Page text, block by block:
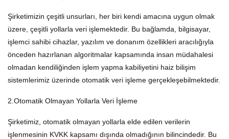
Şirketimizin çeşitli unsurları, her biri kendi amacına uygun olmak
üzere, çeşitli yollarla veri işlemektedir. Bu bağlamda, bilgisayar,
işlemci sahibi cihazlar, yazılım ve donanım özellikleri aracılığıyla
önceden hazırlanan algoritmalar kapsamında insan müdahalesi
olmadan kendiliğinden işlem yapma kabiliyetini haiz bilişim
sistemlerimiz üzerinde otomatik veri işleme gerçekleşebilmektedir.
2.Otomatik Olmayan Yollarla Veri İşleme
Şirketimiz, otomatik olmayan yollarla elde edilen verilerin
işlenmesinin KVKK kapsamı dışında olmadığının bilincindedir. Bu